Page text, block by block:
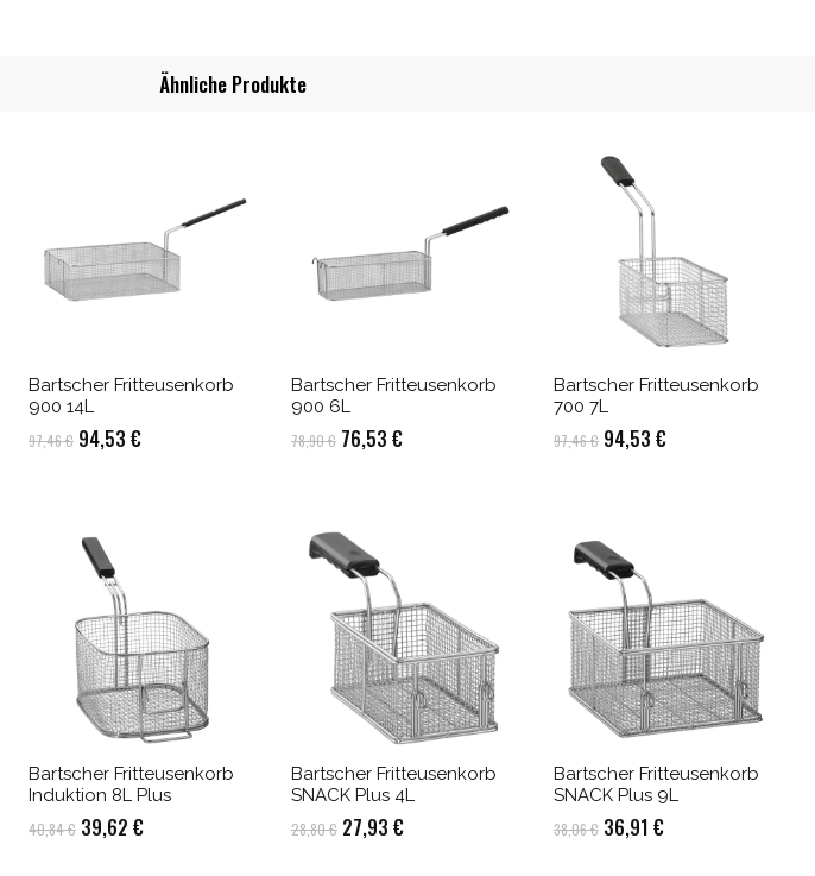
Ähnliche Produkte
Bartscher Fritteusenkorb
900 14L
97,46€ Ursprünglicher
97,46 €
94,53 €Aktueller
Bartscher Fritteusenkorb
900 6L
78,90€ Ursprünglicher
78,90 €
76,53 €Aktueller
Bartscher Fritteusenkorb
700 7L
97,46€ Ursprünglicher
94,53 €Aktueller
Bartscher Fritteusenkorb
Induktion 8L Plus
40,84€ Ursprünglicher
39,62 €Aktueller
Bartscher Fritteusenkorb
SNACK Plus 4L
28,80€ Ursprünglicher
27,93 €Aktueller
Bartscher Fritteusenkorb
SNACK Plus 9L
38,06€ Ursprünglicher
36,91 €Aktueller